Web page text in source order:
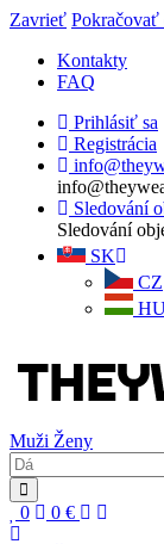
Zavrieť Pokračovať
Kontakty
FAQ
Prihlásiť sa
Registrácia
Sledování
Sledování
SK
CZ
Muži Ženy
0 0 €